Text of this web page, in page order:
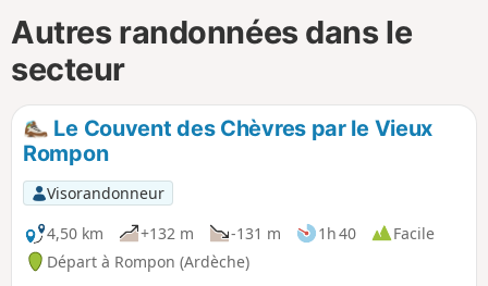
Autres randonnées dans le
secteur
Le Couvent des Chèvres par le Vieux
Rompon
Visorandonneur
4,50 km
+132 m -131 m 1h 40
Facile
Départ à Rompon (Ardèche)